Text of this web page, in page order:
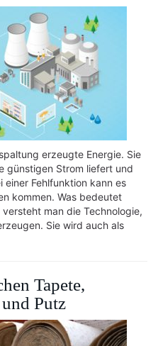
erzeugte Energie. Sie
günstigen Strom liefert und
einer Fehlfunktion kann es
kommen. Was bedeutet
man die Technologie,
Sie wird auch als
Tapete,
Putz